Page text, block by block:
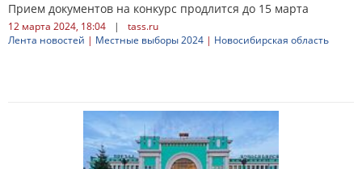
Прием документов на конкурс продлится до 15 марта
12 марта 2024, 18:04 |
tass.ru
Лента новостей | Местные выборы 2024 | Новосибирская область